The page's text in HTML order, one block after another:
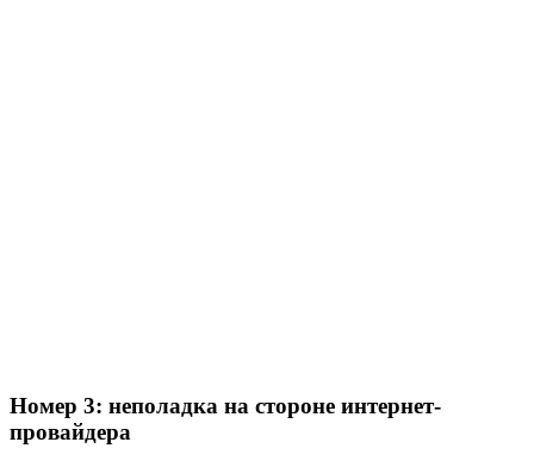
Номер 3: неполадка на стороне интернет-
провайдера